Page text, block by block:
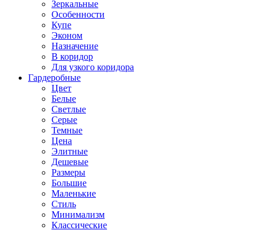
Зеркальные
Особенности
Купе
Эконом
Назначение
В коридор
Для узкого коридора
Гардеробные
Цвет
Белые
Светлые
Серые
Темные
Цена
Элитные
Дешевые
Размеры
Большие
Маленькие
Стиль
Минимализм
Классические